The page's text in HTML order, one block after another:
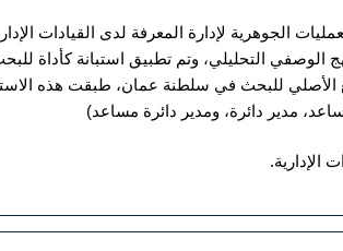
الجوهرية لإدارة المعرفة لدى القيادات
الوصفي التحليلي، وتم تطبيق استبانة كأداة
مدير دائرة، ومدير دائرة مساعد)
الإدارية.